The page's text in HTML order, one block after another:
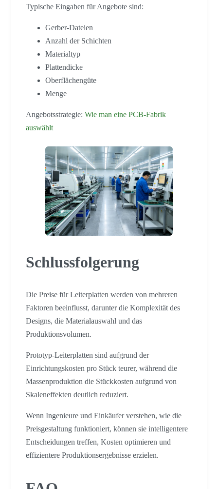
Typische Eingaben für Angebote sind:
Gerber-Dateien
Anzahl der Schichten
Materialtyp
Plattendicke
Oberflächengüte
Menge
Angebotsstrategie: Wie man eine PCB-Fabrik
auswählt
Schlussfolgerung
Die Preise für Leiterplatten werden von mehreren
Faktoren beeinflusst, darunter die Komplexität des
Designs, die Materialauswahl und das
Produktionsvolumen.
Prototyp-Leiterplatten sind aufgrund der
Einrichtungskosten pro Stück teurer, während die
Massenproduktion die Stückkosten aufgrund von
Skaleneffekten deutlich reduziert.
Wenn Ingenieure und Einkäufer verstehen, wie die
Preisgestaltung funktioniert, können sie intelligentere
Entscheidungen treffen, Kosten optimieren und
effizientere Produktionsergebnisse erzielen.